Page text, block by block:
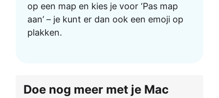
op een map en kies je voor ‘Pas map
aan’ – je kunt er dan ook een emoji op
plakken.
Doe nog meer met je Mac